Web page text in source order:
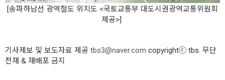
[송파하남선 광역철도 위치도 <국토교통부 대도시권광역교통위원회
제공>]
기사제보 및 보도자료 제공 tbs3@naver.com copyrightⓒ tbs. 무단
전재 & 재배포 금지